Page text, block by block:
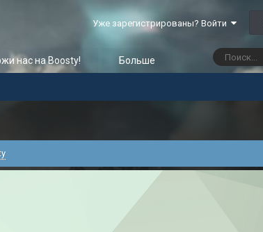
Уже зарегистрированы? Войти
нас на Boosty! Больше